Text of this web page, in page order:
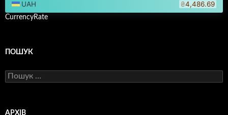
CurrencyRate
ПОШУК
Пошук:
АРХІВ